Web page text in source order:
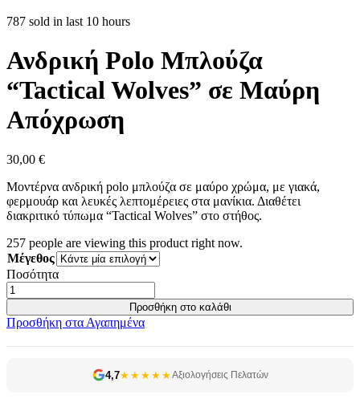
787 sold in last 10 hours
Ανδρική Polo Μπλούζα
“Tactical Wolves” σε Μαύρη
Απόχρωση
30,00 €
Μοντέρνα ανδρική polo μπλούζα σε μαύρο χρώμα, με γιακά,
φερμουάρ και λευκές λεπτομέρειες στα μανίκια. Διαθέτει
διακριτικό τύπωμα “Tactical Wolves” στο στήθος.
257 people are viewing this product right now.
Μέγεθος
Ποσότητα
Προσθήκη στο καλάθι
Προσθήκη στα Αγαπημένα
4,7★★★★★Αξιολογήσεις Πελατών